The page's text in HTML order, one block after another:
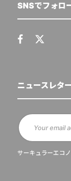
SNSでフォロ
ニュースレタ
サーキュラーエコ